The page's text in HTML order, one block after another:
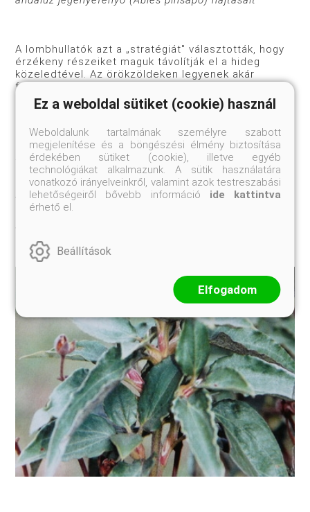
A lombhullatók azt a „stratégiát" választották, hogy
érzékeny részeiket maguk távolítják el a hideg
közeledtével. Az örökzöldeken legyenek akár
fenyők, akár lomblevelűek - mivel foko­zatosan a
hideget és/vagy a szárazságot is elviselővé
alakították leveleiket, bátran megtarthatják azokat,
legkisebb szüneteit is azonnal élénkebb
életműködésre tudják kihasználni. Az északi
félgömbön ezért a téli időszakban csak a fenyőer­
dőktől várhatjuk a levegő tisztítását, az
oxigéntermelést. A mediterrán vidékeken meg ezért
van az, hogy a hosszú, forró nyarat követően újra
növekedésnek indulnak a száraz forróságban szinte
Ez a weboldal sütiket (cookie) használ
Weboldalunk tartalmának személyre szabott
megjelenítése és a böngészési élmény biztosítása
érdekében sütiket (cookie), illetve egyéb
technológiákat alkalmazunk. A sütik használatára
vonatkozó irányelveinkről, valamint azok testreszabási
lehetőségeiről bővebb információ ide kattintva
érhető el.
Beállítások
Elfogadom